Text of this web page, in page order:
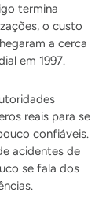
termina
o custo
a cerca
em 1997.
reais para se
confiáveis.
acidentes de
se fala dos